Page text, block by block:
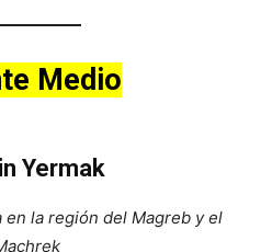
Medio
Yermak
en la región del Magreb y el